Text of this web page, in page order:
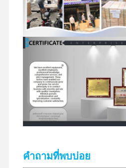
อุปกรณ์อื่น ๆ ของเครื่องยนต์
ระบบควบคุมอิเล็กทรอนิกส์
ส่วนประกอบไฟฟ้าของเครื่องยนต์
ระบบน้ํามันเครื่องยนต์
ชิ้นส่วนไฮดรอลิกของรถขุด
อะไหล่รถขุด
คำถามที่พบบ่อย